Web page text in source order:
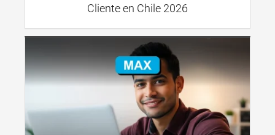
Cliente en Chile 2026